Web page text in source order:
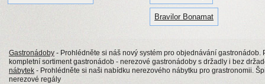
Bravilor Bonamat
Gastronádoby - Prohlédněte si náš nový systém pro objednávání
kompletní sortiment gastronádob - nerezové gastronádoby s držadly i bez
nábytek - Prohlédněte si naši nabídku nerezového nábytku pro grastronomii.
nerezové regály